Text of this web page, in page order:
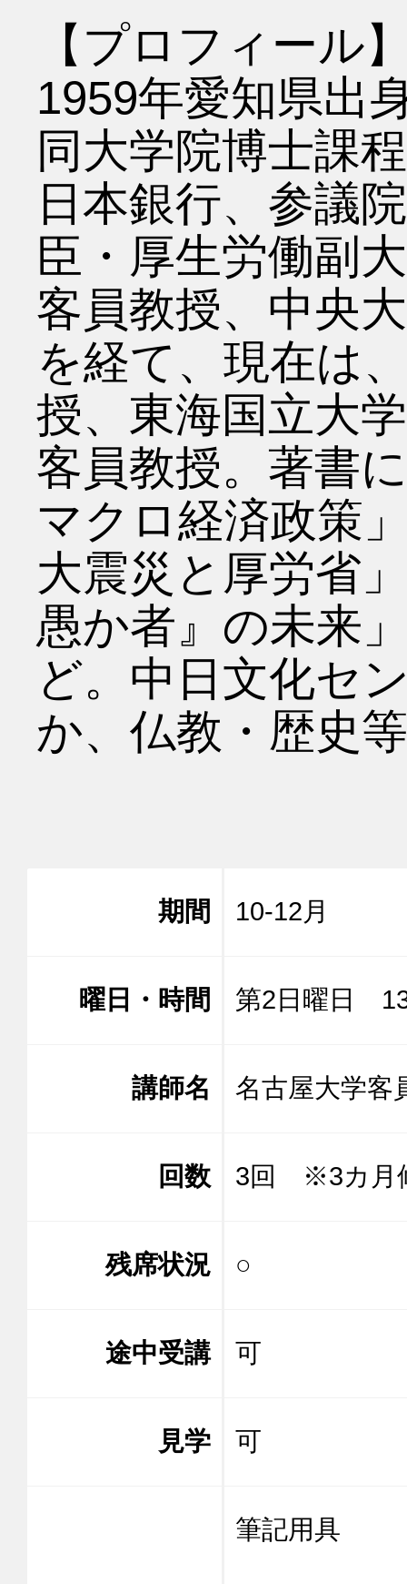
【プロフィール
1959年愛知県出
同大学院博士課
日本銀行、参議
臣・厚生労働副
客員教授、中央
を経て、現在は
授、東海国立大
客員教授。著書
マクロ経済政策
大震災と厚労省
愚か者』の未来
ど。中日文化セ
か、仏教・歴史
期間 10-12月
曜日・時間 第2日曜日
講師名 名古屋大
回数 3回 ※3カ月
残席状況 ○
途中受講 可
見学 可
筆記用具